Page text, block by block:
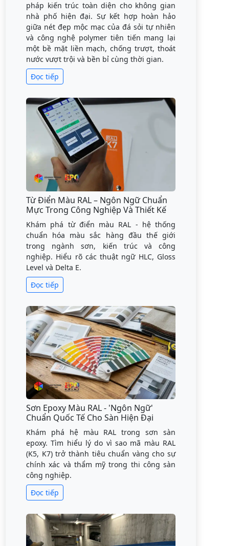
pháp kiến trúc toàn diện cho không gian
nhà phố hiện đại. Sự kết hợp hoàn hảo
giữa nét đẹp mộc mạc của đá sỏi tự nhiên
và công nghệ polymer tiên tiến mang lại
một bề mặt liền mạch, chống trượt, thoát
nước vượt trội và bền bỉ cùng thời gian.
Đọc tiếp
Từ Điển Màu RAL – Ngôn Ngữ Chuẩn
Mực Trong Công Nghiệp Và Thiết Kế
Khám phá từ điển màu RAL - hệ thống
chuẩn hóa màu sắc hàng đầu thế giới
trong ngành sơn, kiến trúc và công
nghiệp. Hiểu rõ các thuật ngữ HLC, Gloss
Level và Delta E.
Đọc tiếp
Sơn Epoxy Màu RAL - 'Ngôn Ngữ'
Chuẩn Quốc Tế Cho Sàn Hiện Đại
Khám phá hệ màu RAL trong sơn sàn
epoxy. Tìm hiểu lý do vì sao mã màu RAL
(K5, K7) trở thành tiêu chuẩn vàng cho sự
chính xác và thẩm mỹ trong thi công sàn
công nghiệp.
Đọc tiếp